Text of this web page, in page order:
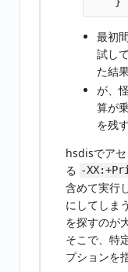
最初
試し
た結
が、
算が
を残
hsdisでア
る -
含めて実行
にしてしま
を探すのが
そこで、特
プションを